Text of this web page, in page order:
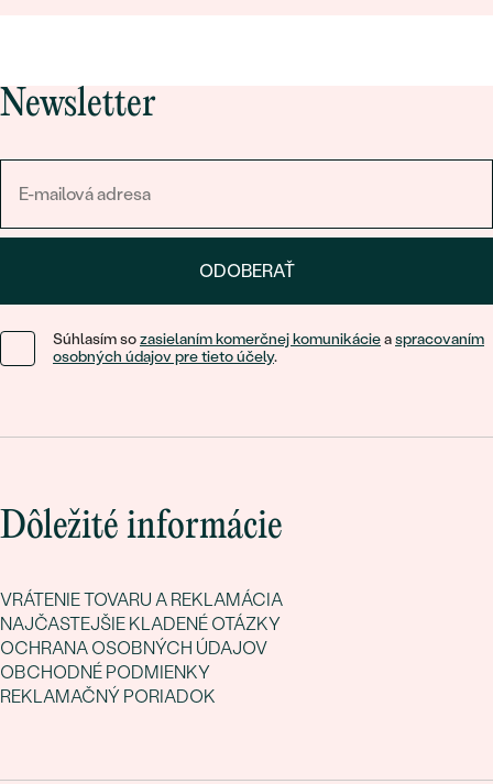
Newsletter
ODOBERAŤ
Súhlasím sozasielaním komerčnej komunikácieaspracovaním
osobných údajov pre tieto účely.
Dôležité informácie
VRÁTENIE TOVARU A REKLAMÁCIA
NAJČASTEJŠIE KLADENÉ OTÁZKY
OCHRANA OSOBNÝCH ÚDAJOV
OBCHODNÉ PODMIENKY
REKLAMAČNÝ PORIADOK